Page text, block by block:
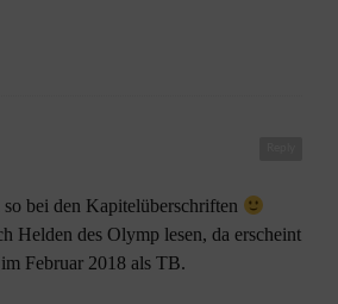
bei den Kapitelüberschriften
Helden des Olymp lesen, da erscheint
Februar 2018 als TB.